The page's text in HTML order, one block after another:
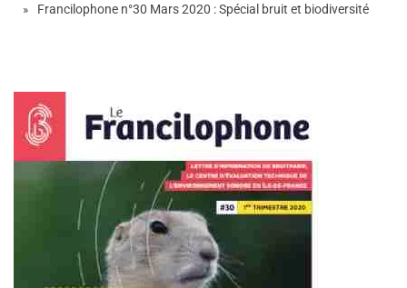
Francilophone n°30 Mars 2020 : Spécial bruit et biodiversité